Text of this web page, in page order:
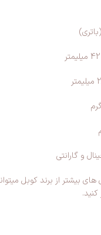
و گارانتی
بیشتر از برند کوبل
کنید.